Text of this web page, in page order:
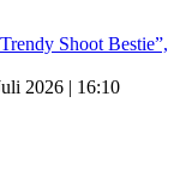
Shoot Bestie”,
2026 | 16:10